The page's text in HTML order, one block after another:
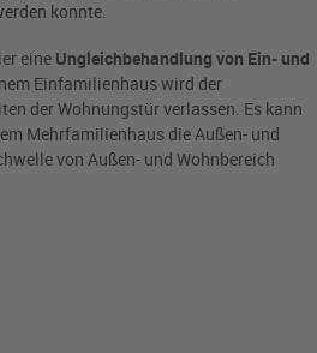
konnte.
eine Ungleichbehandlung von Ein- und
Einfamilienhaus wird der
der Wohnungstür verlassen. Es kann
Mehrfamilienhaus die Außen- und
von Außen- und Wohnbereich